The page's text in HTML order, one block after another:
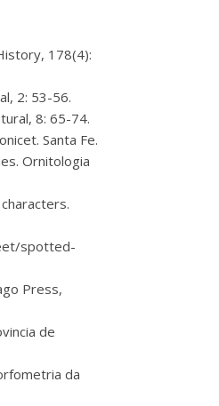
178(4):
2: 53-56.
8: 65-74.
Santa Fe.
Ornitologia
spotted-
Press,
de
da